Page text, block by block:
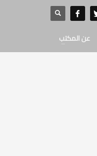
عن المكتب